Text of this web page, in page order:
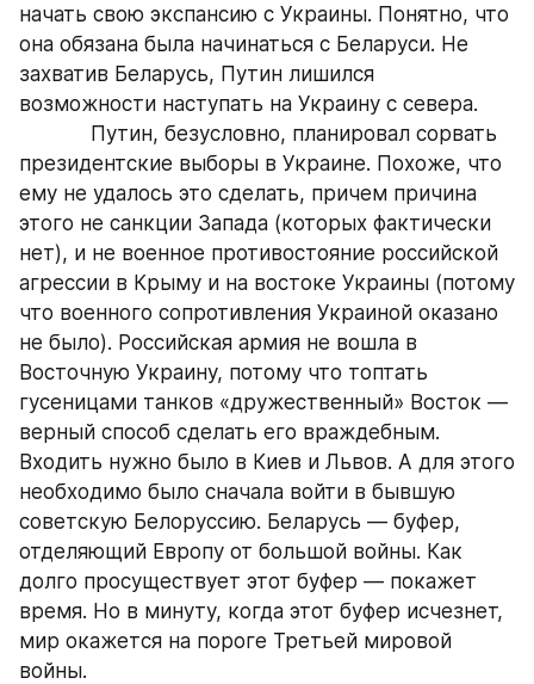
начать свою экспансию с Украины. Понятно, что
она обязана была начинаться с Беларуси. Не
захватив Беларусь, Путин лишился
возможности наступать на Украину с севера.
Путин, безусловно, планировал сорвать
президентские выборы в Украине. Похоже, что
ему не удалось это сделать, причем причина
этого не санкции Запада (которых фактически
нет), и не военное противостояние российской
агрессии в Крыму и на востоке Украины (потому
что военного сопротивления Украиной оказано
не было). Российская армия не вошла в
Восточную Украину, потому что топтать
гусеницами танков «дружественный» Восток —
верный способ сделать его враждебным.
Входить нужно было в Киев и Львов. А для этого
необходимо было сначала войти в бывшую
советскую Белоруссию. Беларусь — буфер,
отделяющий Европу от большой войны. Как
долго просуществует этот буфер — покажет
время. Но в минуту, когда этот буфер исчезнет,
мир окажется на пороге Третьей мировой
войны.